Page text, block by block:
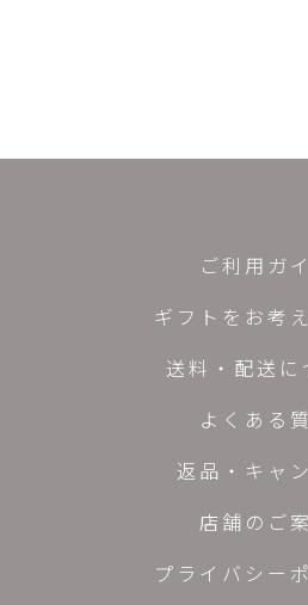
ご利用ガ
ギフトをお考
送料・配送に
よくある
返品・キャ
店舗のご
プライバシー